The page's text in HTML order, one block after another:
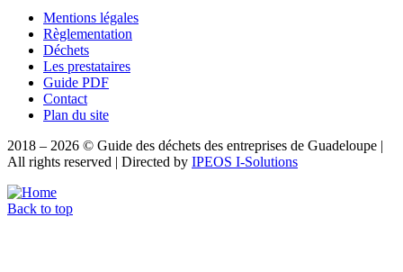
Mentions légales
Règlementation
Déchets
Les prestataires
Guide PDF
Contact
Plan du site
2018 – 2026 © Guide des déchets des entreprises de Guadeloupe |
All rights reserved | Directed by IPEOS I-Solutions
Back to top